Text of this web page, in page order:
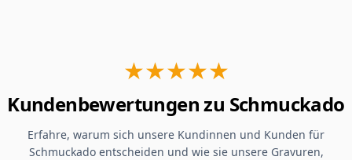
★★★★★
Kundenbewertungen zu Schmuckado
Erfahre, warum sich unsere Kundinnen und Kunden für
Schmuckado entscheiden und wie sie unsere Gravuren,